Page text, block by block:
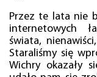
Przez te lata nie
internetowych
świata,
Staraliśmy się
Wichry okazały